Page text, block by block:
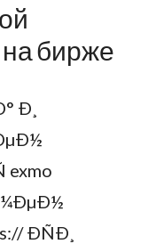
на бирже
Ð¸
exmo
ÐÑÐ¸